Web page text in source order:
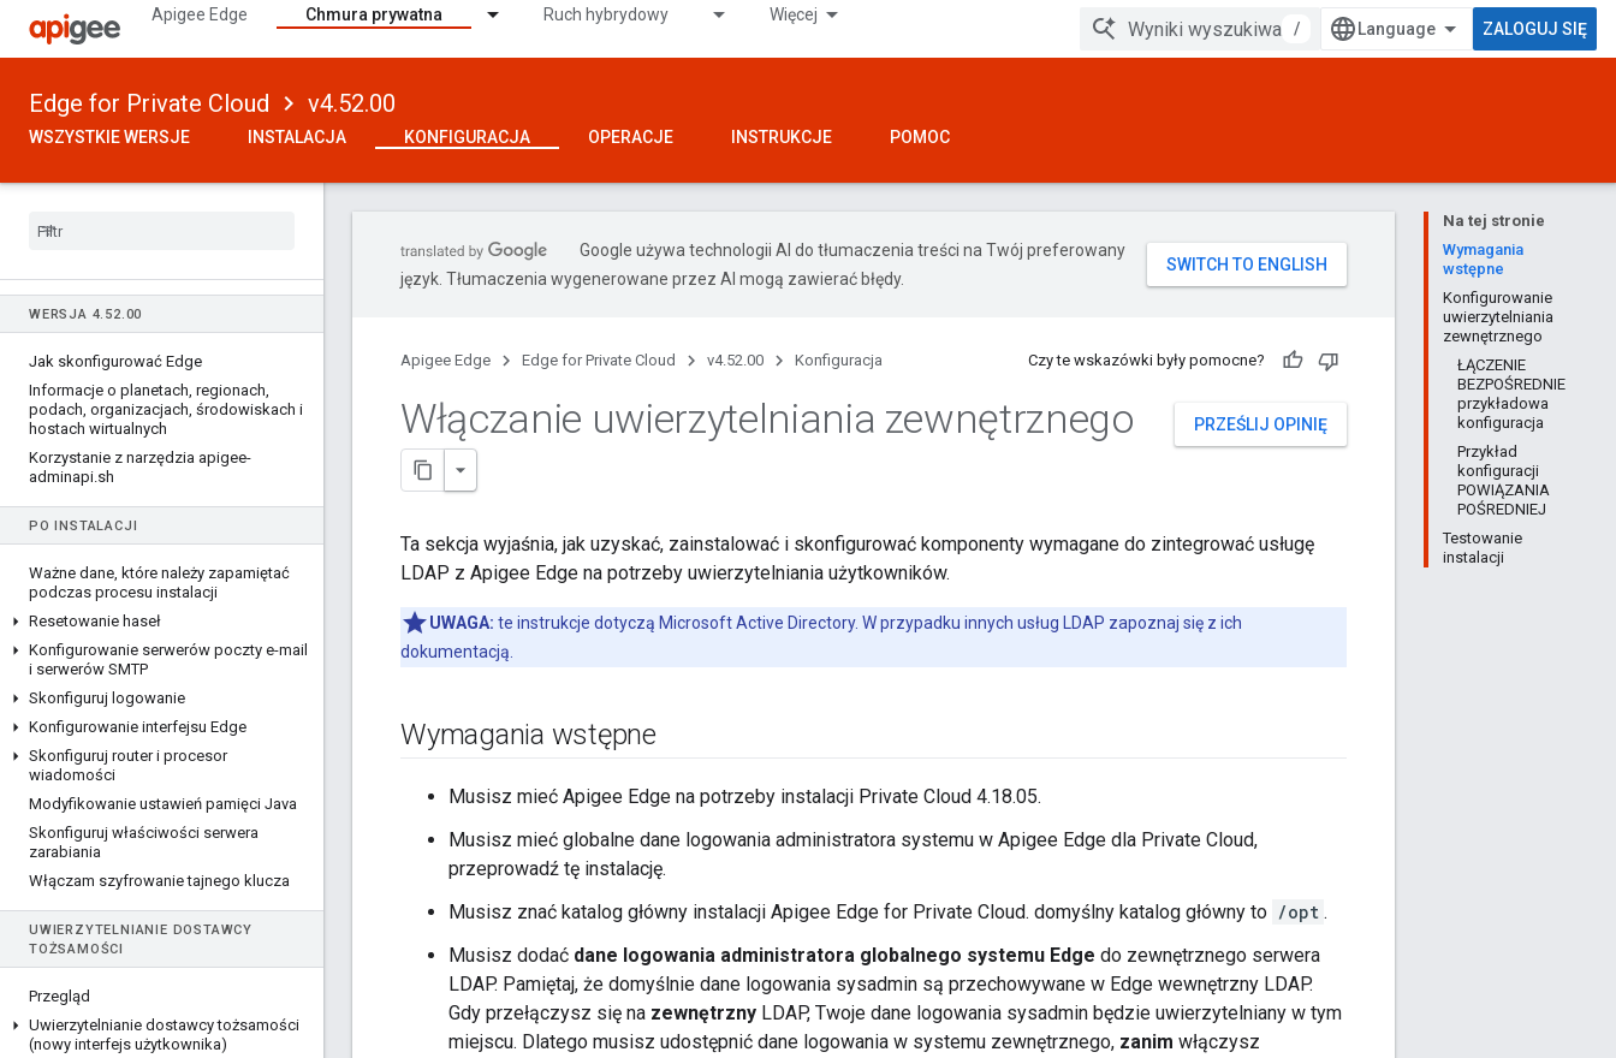
Apigee Edge Chmura prywatna Ruch hybrydowy Więcej
/ ZALOGUJ SIĘ
Edge for Private Cloud v4.52.00
WSZYSTKIE WERSJE INSTALACJA KONFIGURACJA OPERACJE INSTRUKCJE POMOC
WERSJA 4. 52.00
Jak skonfigurować Edge
Informacje o planetach, regionach,
podach, organizacjach, środowiskach i
hostach wirtualnych
Korzystanie z narzędzia apigee-
adminapi.sh
PO INSTALACJI
Ważne dane, które należy zapamiętać
podczas procesu instalacji
Resetowanie haseł
Konfigurowanie serwerów poczty e-mail
i serwerów SMTP
Skonfiguruj logowanie
Konfigurowanie interfejsu Edge
Skonfiguruj router i procesor
wiadomości
Modyfikowanie ustawień pamięci Java
Skonfiguruj właściwości serwera
zarabiania
Włączam szyfrowanie tajnego klucza
UWIERZYTELNIANIE DOSTAWCY
TOŻSAMOŚCI
Przegląd
Uwierzytelnianie dostawcy tożsamości
(nowy interfejs użytkownika)
Na tej stronie
Wymagania
wstępne
Konfigurowanie
uwierzytelniania
zewnętrznego
ŁĄCZENIE
BEZPOŚREDNIE
przykładowa
konfiguracja
Przykład
konfiguracji
POWIĄZANIA
POŚREDNIEJ
Testowanie
instalacji
Google używa technologii AI do tłumaczenia treści na Twój preferowany
język. Tłumaczenia wygenerowane przez AI mogą zawierać błędy.
Apigee Edge Edge for Private Cloud v4.52.00 Konfiguracja Czy te wskazówki były pomocne?
PRZEŚLIJ OPINIĘ
Włączanie uwierzytelniania zewnętrznego
Ta sekcja wyjaśnia, jak uzyskać, zainstalować i skonfigurować komponenty wymagane do zintegrować usługę
LDAP z Apigee Edge na potrzeby uwierzytelniania użytkowników.
UWAGA: te instrukcje dotyczą Microsoft Active Directory. W przypadku innych usług LDAP zapoznaj się z ich
dokumentacją.
Wymagania wstępne
Musisz mieć Apigee Edge na potrzeby instalacji Private Cloud 4.18.05.
Musisz mieć globalne dane logowania administratora systemu w Apigee Edge dla Private Cloud,
przeprowadź tę instalację.
Musisz znać katalog główny instalacji Apigee Edge for Private Cloud. domyślny katalog główny to /opt .
Musisz dodać dane logowania administratora globalnego systemu Edge do zewnętrznego serwera
LDAP. Pamiętaj, że domyślnie dane logowania sysadmin są przechowywane w Edge wewnętrzny LDAP.
Gdy przełączysz się na zewnętrzny LDAP, Twoje dane logowania sysadmin będzie uwierzytelniany w tym
miejscu. Dlatego musisz udostępnić dane logowania w systemu zewnętrznego, zanim włączysz